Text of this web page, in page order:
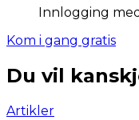
Innlogging
Kom i gang gratis
Du vil
Artikler